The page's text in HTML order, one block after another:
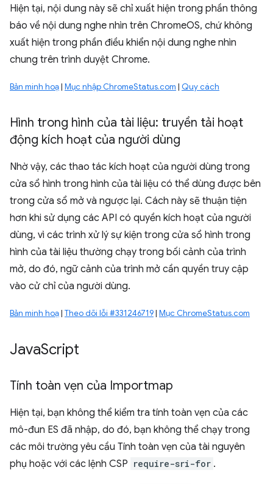
Hiện tại, nội dung này sẽ chỉ xuất hiện trong phần thông
báo về nội dung nghe nhìn trên ChromeOS, chứ không
xuất hiện trong phần điều khiển nội dung nghe nhìn
chung trên trình duyệt Chrome.
Bản minh hoạ| Mục nhập ChromeStatus.com | Quy cách
Hình trong hình của tài liệu: truyền tải hoạt
động kích hoạt của người dùng
Nhờ vậy, các thao tác kích hoạt của người dùng trong
cửa sổ hình trong hình của tài liệu có thể dùng được bên
trong cửa sổ mở và ngược lại. Cách này sẽ thuận tiện
hơn khi sử dụng các API có quyền kích hoạt của người
dùng, vì các trình xử lý sự kiện trong cửa sổ hình trong
hình của tài liệu thường chạy trong bối cảnh của trình
mở, do đó, ngữ cảnh của trình mở cần quyền truy cập
vào cử chỉ của người dùng.
Bản minh hoạ| Theo dõi lỗi #331246719| Mục ChromeStatus.com
JavaScript
Tính toàn vẹn của Importmap
Hiện tại, bạn không thể kiểm tra tính toàn vẹn của các
mô-đun ES đã nhập, do đó, bạn không thể chạy trong
các môi trường yêu cầu Tính toàn vẹn của tài nguyên
phụ hoặc với các lệnh CSP require-sri-for .